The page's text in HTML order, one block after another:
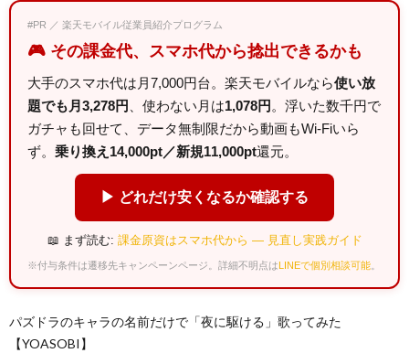
#PR ／ 楽天モバイル従業員紹介プログラム
🎮 その課金代、スマホ代から捻出できるかも
大手のスマホ代は月7,000円台。楽天モバイルなら使い放
題でも月3,278円
、使わない月は1,078円 。浮いた数千円で
ガチャも回せて、データ無制限だから動画もWi-Fiいら
ず。 乗り換え14,000pt／新規11,000pt還元。
▶ どれだけ安くなるか確認する
📖 まず読む: 課金原資はスマホ代から — 見直し実践ガイド
※付与条件は遷移先キャンペーンページ。詳細不明点はLINEで個別相談可能
パズドラのキャラの名前だけで「夜に駆ける」歌ってみた
【YOASOBI】